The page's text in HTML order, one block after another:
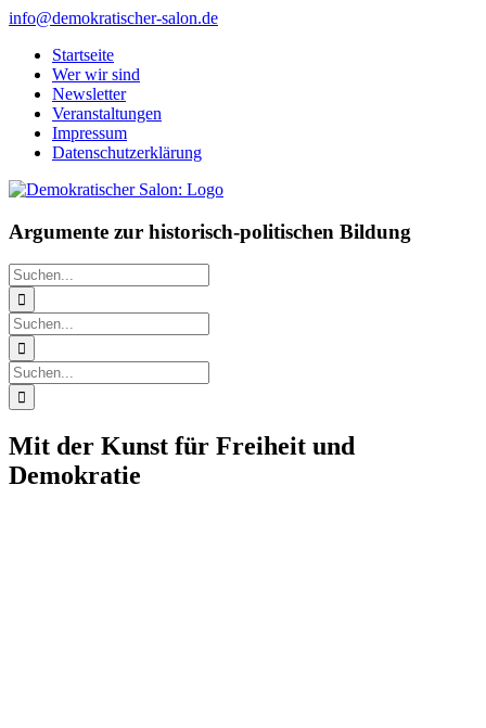
Zum
springen
info@demokratischer-salon.de
Startseite
Wer wir sind
Newsletter
Veranstaltungen
Impressum
Datenschutzerklärung
Argumente zur historisch-politischen Bildung
Suche
nach:
Suche
nach:
Suche
nach:
Mit der Kunst für Freiheit und
Demokratie